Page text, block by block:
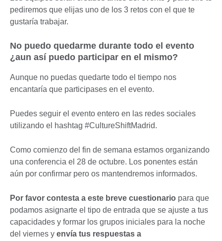
pediremos que elijas uno de los 3 retos con el que te
gustaría trabajar.
No puedo quedarme durante todo el evento
¿aun así puedo participar en el mismo?
Aunque no puedas quedarte todo el tiempo nos
encantaría que participases en el evento.
Puedes seguir el evento entero en las redes sociales
utilizando el hashtag #CultureShiftMadrid.
Como comienzo del fin de semana estamos organizando
una conferencia el 28 de octubre. Los ponentes están
aún por confirmar pero os mantendremos informados.
Por favor contesta a este breve cuestionario para que
podamos asignarte el tipo de entrada que se ajuste a tus
capacidades y formar los grupos iniciales para la noche
del viernes y envía tus respuestas a